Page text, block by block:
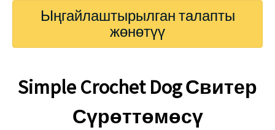
Ыңгайлаштырылган талапты
жөнөтүү
Simple Crochet Dog Свитер
Сүрөттөмөсү